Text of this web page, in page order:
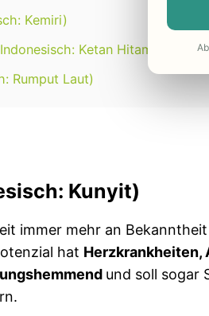
Kemiri)
Ketan Hitam)
Rumput Laut)
Kunyit)
immer mehr an
hat Herzkrankheiten,
und soll sogar